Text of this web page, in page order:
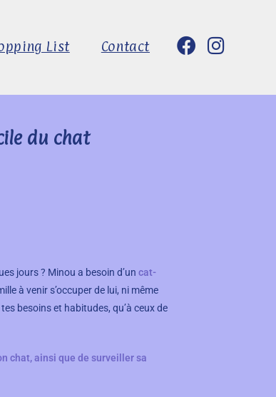
List Contact
du chat
jours ? Minou a besoin d’un cat-
à venir s’occuper de lui, ni même
besoins et habitudes, qu’à ceux de
chat, ainsi que de surveiller sa